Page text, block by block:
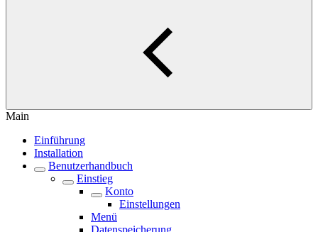
Main
Einführung
Installation
Benutzerhandbuch
Einstieg
Konto
Einstellungen
Menü
Datenspeicherung